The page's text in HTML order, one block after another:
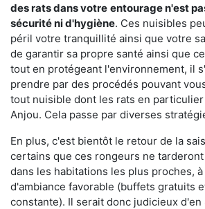
des rats dans votre entourage n'est
sécurité ni d'hygiène. Ces nuisibles
péril votre tranquillité ainsi que votre
de garantir sa propre santé ainsi que
tout en protégeant l'environnement, il
prendre par des procédés pouvant
tout nuisible dont les rats en
Anjou. Cela passe par diverses
En plus, c'est bientôt le retour de la
certains que ces rongeurs ne
dans les habitations les plus proches,
d'ambiance favorable (buffets gratuits
constante). Il serait donc judicieux d'en